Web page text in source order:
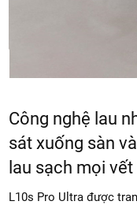
Công nghệ lau
sát xuống sàn
lau sạch mọi
L10s Pro Ultra được